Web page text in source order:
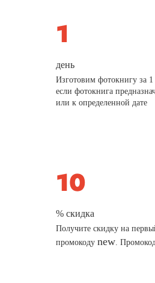
день
Изготовим фотокнигу за
если фотокнига
или к определенной дате
% скидка
Получите скидку на
промокодуnew.